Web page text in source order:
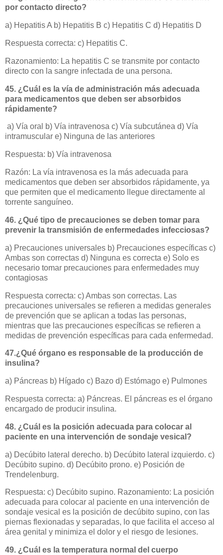
por contacto directo?
a) Hepatitis A b) Hepatitis B c) Hepatitis C d) Hepatitis D
Respuesta correcta: c) Hepatitis C.
Razonamiento: La hepatitis C se transmite por contacto
directo con la sangre infectada de una persona.
45. ¿Cuál es la vía de administración más adecuada
para medicamentos que deben ser absorbidos
rápidamente?
a) Vía oral b) Vía intravenosa c) Vía subcutánea d) Vía
intramuscular e) Ninguna de las anteriores
Respuesta: b) Vía intravenosa
Razón: La vía intravenosa es la más adecuada para
medicamentos que deben ser absorbidos rápidamente, ya
que permiten que el medicamento llegue directamente al
torrente sanguíneo.
46. ¿Qué tipo de precauciones se deben tomar para
prevenir la transmisión de enfermedades infecciosas?
a) Precauciones universales b) Precauciones específicas c)
Ambas son correctas d) Ninguna es correcta e) Solo es
necesario tomar precauciones para enfermedades muy
contagiosas
Respuesta correcta: c) Ambas son correctas. Las
precauciones universales se refieren a medidas generales
de prevención que se aplican a todas las personas,
mientras que las precauciones específicas se refieren a
medidas de prevención específicas para cada enfermedad.
47.¿Qué órgano es responsable de la producción de
insulina?
a) Páncreas b) Hígado c) Bazo d) Estómago e) Pulmones
Respuesta correcta: a) Páncreas. El páncreas es el órgano
encargado de producir insulina.
48. ¿Cuál es la posición adecuada para colocar al
paciente en una intervención de sondaje vesical?
a) Decúbito lateral derecho. b) Decúbito lateral izquierdo. c)
Decúbito supino. d) Decúbito prono. e) Posición de
Trendelenburg.
Respuesta: c) Decúbito supino. Razonamiento: La posición
adecuada para colocar al paciente en una intervención de
sondaje vesical es la posición de decúbito supino, con las
piernas flexionadas y separadas, lo que facilita el acceso al
área genital y minimiza el dolor y el riesgo de lesiones.
49. ¿Cuál es la temperatura normal del cuerpo